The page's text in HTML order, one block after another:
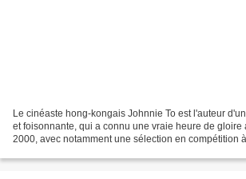
Le cinéaste hong-kongais Johnnie To est l'auteur
et foisonnante, qui a connu une vraie heure de gloire
2000, avec notamment une sélection en compétition